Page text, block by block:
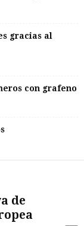
gracias al
con grafeno
de